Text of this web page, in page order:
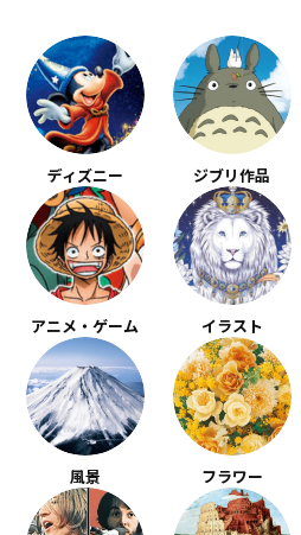
ディズニー ジブリ作品
アニメ・ゲーム イラスト
風景 フラワー